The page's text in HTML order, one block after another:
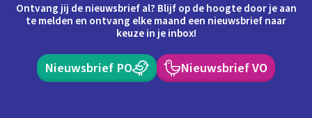
Ontvang jij de nieuwsbrief al? Blijf op de hoogte door je aan
te melden en ontvang elke maand een nieuwsbrief naar
keuze in je inbox!
Nieuwsbrief PO Nieuwsbrief VO